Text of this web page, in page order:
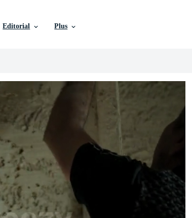
Editorial Plus